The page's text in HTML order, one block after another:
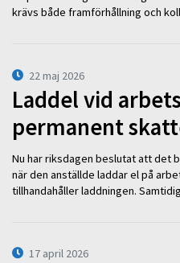
krävs både framförhållning och
22 maj 2026
Laddel vid
permanent
Nu har riksdagen beslutat att det
när den anställde laddar el på
tillhandahåller laddningen.
17 april 2026